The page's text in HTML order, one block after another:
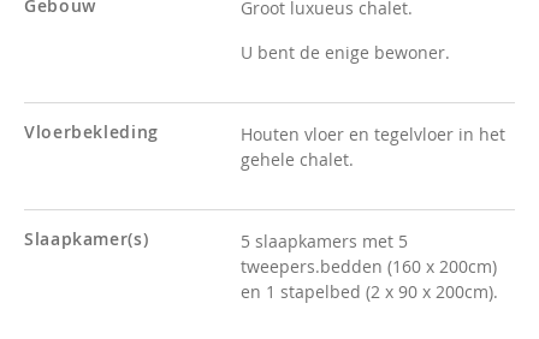
Gebouw
Groot luxueus chalet.
U bent de enige bewoner.
Vloerbekleding
Houten vloer en tegelvloer in het
gehele chalet.
Slaapkamer(s)
5 slaapkamers met 5
tweepers.bedden (160 x 200cm)
en 1 stapelbed (2 x 90 x 200cm).